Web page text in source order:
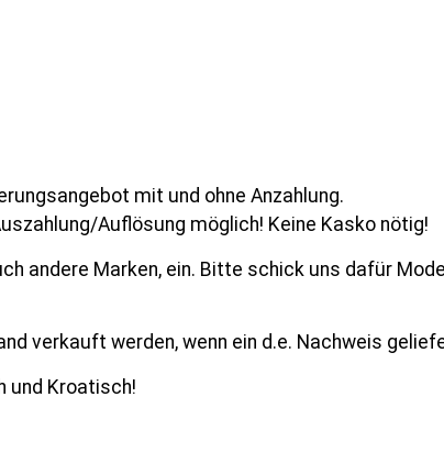
mit und ohne Anzahlung.
Auflösung möglich! Keine Kasko nötig!
andere Marken, ein. Bitte schick uns dafür
verkauft werden, wenn ein d.e. Nachweis
und Kroatisch!